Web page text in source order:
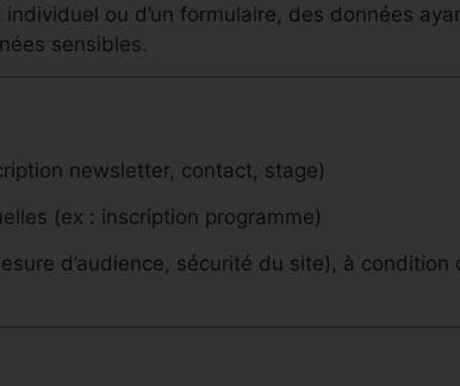
ou d’un formulaire, des données
sensibles.
newsletter, contact, stage)
(ex : inscription programme)
d’audience, sécurité du site), à